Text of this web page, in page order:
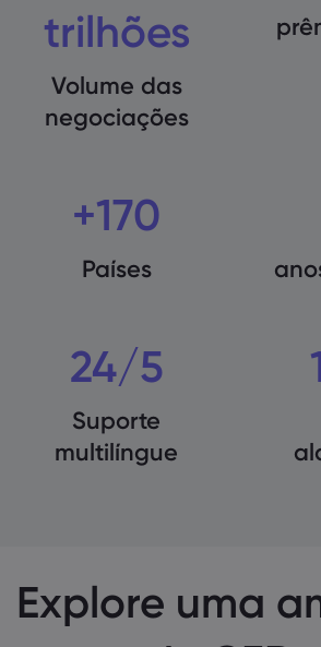
trilhões
Volume das
negociações
+170
Países
24/5
Suporte
multilíngue
Explore uma